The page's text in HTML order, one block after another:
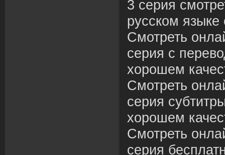
3 серия
русском языке
Смотреть
серия с
хорошем
Смотреть
серия
хорошем
Смотреть
серия